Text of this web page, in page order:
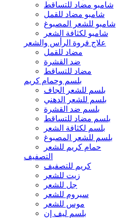
شامبو مضاد للتساقط
شامبو مضاد للقمل
شامبو للشعر المصبوغ
شامبو لكثافة الشعر
علاج فروة الرأس والشعر
مضاد للقمل
ضد القشرة
مضاد للتساقط
بلسم وحمام كريم
بلسم للشعر الجاف
بلسم للشعر الدهني
بلسم ضد القشرة
بلسم مضاد للتساقط
بلسم لكثافة الشعر
بلسم للشعر المصبوغ
حمام كريم للشعر
التصفيف
كريم للتصفيف
زيت للشعر
جل للشعر
سيروم للشعر
موس للشعر
بلسم ليف إن